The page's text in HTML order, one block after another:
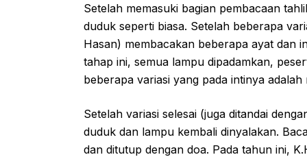
Setelah memasuki bagian pembacaan
duduk seperti biasa. Setelah beberapa
Hasan) membacakan beberapa ayat dan
tahap ini, semua lampu dipadamkan,
beberapa variasi yang pada intinya adalah
Setelah variasi selesai (juga ditandai
duduk dan lampu kembali dinyalakan.
dan ditutup dengan doa. Pada tahun ini,